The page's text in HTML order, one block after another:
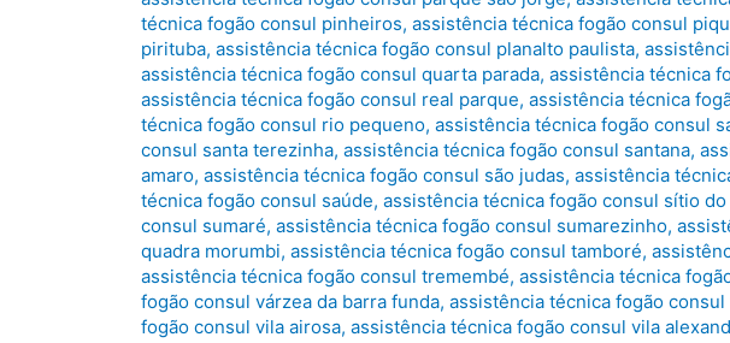
técnica fogão consul pinheiros, assistência técnica fogão consul
pirituba, assistência técnica fogão consul planalto paulista,
assistência técnica fogão consul quarta parada, assistência técnica
assistência técnica fogão consul real parque, assistência técnica
técnica fogão consul rio pequeno, assistência técnica fogão consul
consul santa terezinha, assistência técnica fogão consul santana,
amaro, assistência técnica fogão consul são judas, assistência
técnica fogão consul saúde, assistência técnica fogão consul sítio do
consul sumaré, assistência técnica fogão consul sumarezinho,
quadra morumbi, assistência técnica fogão consul tamboré,
assistência técnica fogão consul tremembé, assistência técnica
fogão consul várzea da barra funda, assistência técnica fogão
fogão consul vila airosa, assistência técnica fogão consul vila